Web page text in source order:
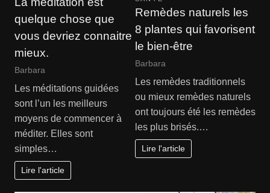
quelque chose que
vous devriez connaitre
mieux.
Barbara
Les méditations guidées
sont l’un les meilleurs
moyens de commencer à
méditer. Elles sont
simples…
Lire l'article
Remèdes naturels les
8 plantes qui favorisent
le bien-être
Barbara
Les remèdes traditionnels
ou mieux remèdes naturels
ont toujours été les remèdes
les plus brisés.…
Lire l'article